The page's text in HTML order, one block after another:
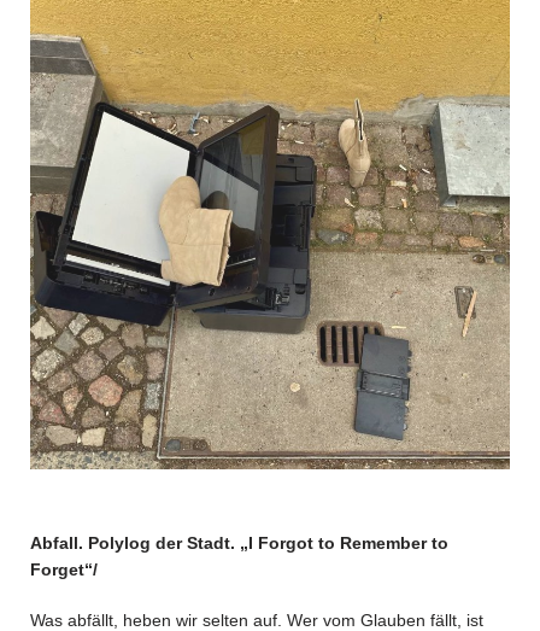
Abfall. Polylog der Stadt. „I Forgot to Remember to
Forget“/
Was abfällt, heben wir selten auf. Wer vom Glauben fällt, ist